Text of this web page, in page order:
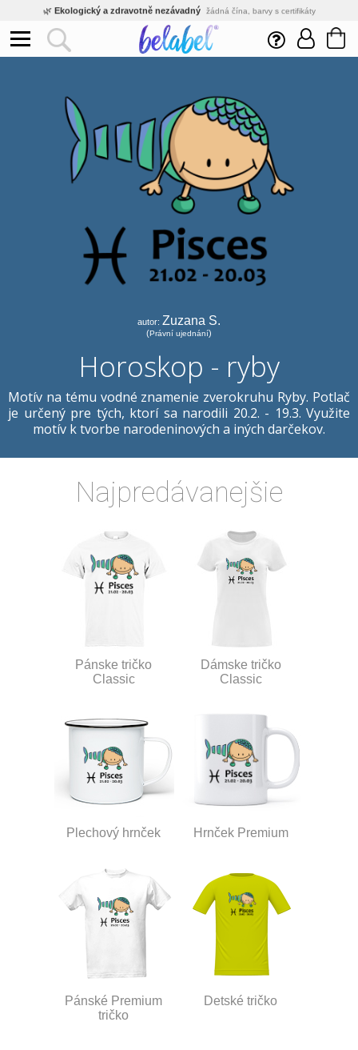
🌿 Ekologický a zdravotně nezávadný žádná čína, barvy s certifikáty
Inovativní výroba vlastní vývoj, nejnovější technologie
Rychlé dodání expedujeme do 24h
🛒Eshop s tradicí od roku 2010 tisíce spokojených zákazníků
autor: Zuzana S.
(Právní ujednání)
Horoskop - ryby
Motív na tému vodné znamenie zverokruhu Ryby. Potlač
je určený pre tých, ktorí sa narodili 20.2. - 19.3. Využite
motív k tvorbe narodeninových a iných darčekov.
Najpredávanejšie
Pánske tričko
Classic
Dámske tričko
Classic
Plechový hrnček Hrnček Premium
Pánské Premium
tričko
Detské tričko